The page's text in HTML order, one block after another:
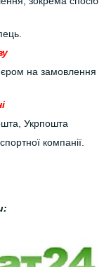
на замовлення
Укрпошта
компанії.